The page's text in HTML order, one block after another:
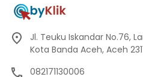
Jl. Teuku Iskandar No.76,
Kota Banda Aceh, Aceh
082171130006